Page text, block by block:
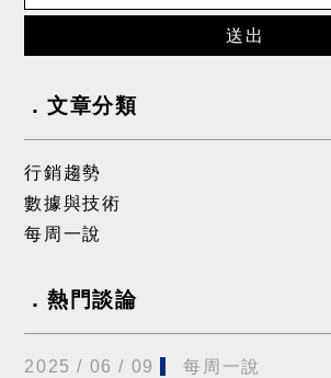
送出
文章分類
行銷趨勢
數據與技術
每周一說
熱門談論
2025 / 06 / 09
每周一說